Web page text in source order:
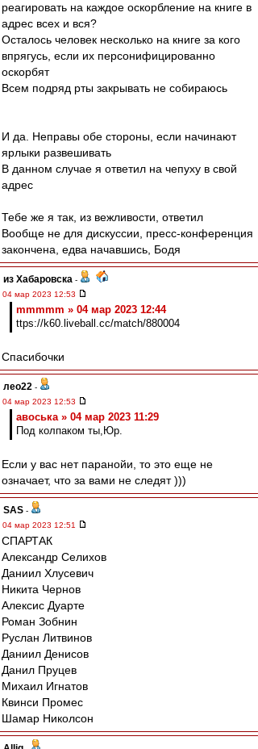
реагировать на каждое оскорбление на книге в
адрес всех и вся?
Осталось человек несколько на книге за кого
впрягусь, если их персонифицированно
оскорбят
Всем подряд рты закрывать не собираюсь
И да. Неправы обе стороны, если начинают
ярлыки развешивать
В данном случае я ответил на чепуху в свой
адрес
Тебе же я так, из вежливости, ответил
Вообще не для дискуссии, пресс-конференция
закончена, едва начавшись, Бодя
из Хабаровска -
04 мар 2023 12:53
mmmmm » 04 мар 2023 12:44
ttps://k60.liveball.cc/match/880004
Спасибочки
лео22 -
04 мар 2023 12:53
авоська » 04 мар 2023 11:29
Под колпаком ты,Юр.
Если у вас нет паранойи, то это еще не
означает, что за вами не следят )))
SAS -
04 мар 2023 12:51
СПАРТАК
Александр Селихов
Даниил Хлусевич
Никита Чернов
Алексис Дуарте
Роман Зобнин
Руслан Литвинов
Даниил Денисов
Данил Пруцев
Михаил Игнатов
Квинси Промес
Шамар Николсон